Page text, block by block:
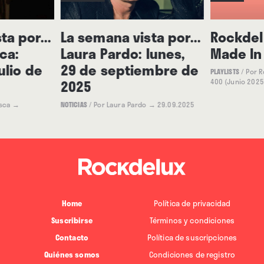
por...
de
→
La semana vista por...
Laura Pardo: lunes,
29 de septiembre de
2025
NOTICIAS/ Por Laura Pardo → 29.09.2025
Made
PLAYLISTS/ Por
400 (Junio
Home
Suscribirse
Contacto
Quiénes somos
Política de privacidad
Términos y condiciones
Política de suscripciones
Condiciones de registro